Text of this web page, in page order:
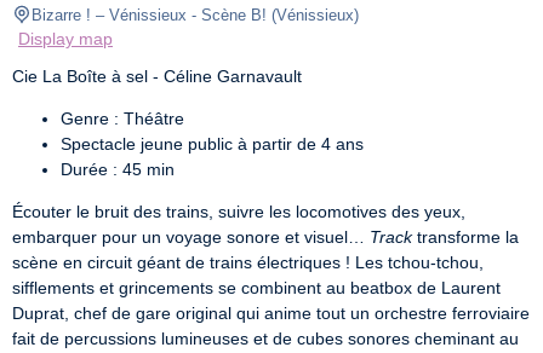
Bizarre ! – Vénissieux - Scène B! (Vénissieux)
Display map
Cie La Boîte à sel - Céline Garnavault
Genre : Théâtre
Spectacle jeune public à partir de 4 ans
Durée : 45 min
Écouter le bruit des trains, suivre les locomotives des yeux,
embarquer pour un voyage sonore et visuel… Track transforme la
scène en circuit géant de trains électriques ! Les tchou-tchou,
sifflements et grincements se combinent au beatbox de Laurent
Duprat, chef de gare original qui anime tout un orchestre ferroviaire
fait de percussions lumineuses et de cubes sonores cheminant au